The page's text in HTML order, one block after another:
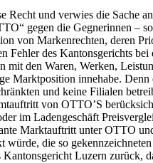
Recht und verwies die
gegen die Gegnerinnen –
von Markenrechten, deren
Fehler des Kantonsgerichts
den Waren, Werken,
Marktposition innehabe.
und keine Filialen
von OTTO’S
im Ladengeschäft
Marktauftritt unter OTTO
die so
Luzern zurück,